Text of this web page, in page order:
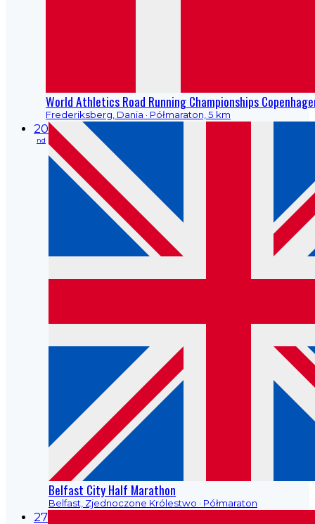
World Athletics Road Running Championships
Frederiksberg, Dania · Półmaraton, 5 km
20
nd
Belfast City Half Marathon
Belfast, Zjednoczone Królestwo · Półmaraton
27